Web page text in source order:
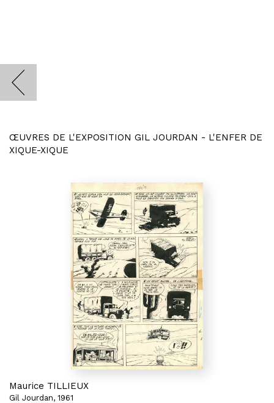
ŒUVRES DE L'EXPOSITION GIL JOURDAN - L'ENFER DE
XIQUE-XIQUE
Maurice TILLIEUX
Gil Jourdan, 1961